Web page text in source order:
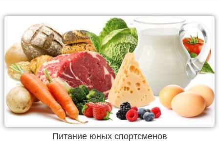
Питание юных спортсменов